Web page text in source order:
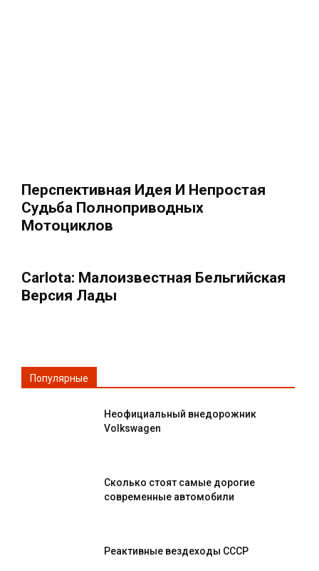
Перспективная Идея И Непростая
Судьба Полноприводных
Мотоциклов
Carlota: Малоизвестная Бельгийская
Версия Лады
Популярные
Неофициальный внедорожник
Volkswagen
Сколько стоят самые дорогие
современные автомобили
Реактивные вездеходы СССР